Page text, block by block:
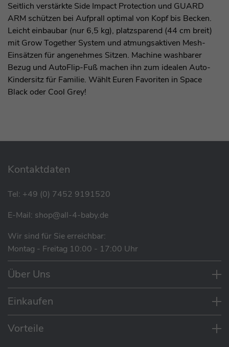
Seitlich verstärkte Side Impact Protection und GUARD
ARM schützen bei Aufprall optimal von Kopf bis Becken.
Leicht einbaubar (nur 6,5 kg), platzsparend (44 cm breit)
mit Grow Together System und atmungsaktiven Mesh-
Einsätzen für angenehmes Sitzen. Machine washbarer
Bezug und AutoFlip-Fuß machen ihn zum idealen Auto-
Kindersitz für Familie. Wählt Euren Favoriten in Space
Black oder Cool Grey!
Kontaktdaten
Tel: +49 (0) 7452 9191520
E-Mail: shop@all-4-baby.de
Wir sind für Sie erreichbar:
Montag - Freitag 10:00 - 17:00 Uhr
Über Uns
Einkaufen
Vorteile